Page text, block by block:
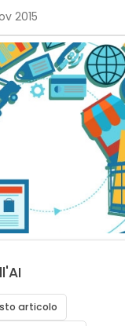
2015
articolo